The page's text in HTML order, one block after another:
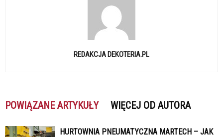
REDAKCJA DEKOTERIA.PL
POWIĄZANE ARTYKUŁY WIĘCEJ OD AUTORA
HURTOWNIA PNEUMATYCZNA MARTECH – JAK